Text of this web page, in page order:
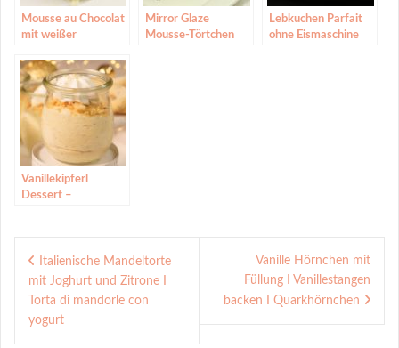
Mousse au Chocolat
mit weißer
Muttertags-Dessert
| Vanille-Mousse
Mirror Glaze
Mousse-Törtchen
Lebkuchen Parfait
ohne Eismaschine
Vanillekipferl
Dessert –
Beitragsnavigation
Italienische Mandeltorte
mit Joghurt und Zitrone I
Torta di mandorle con
yogurt
Vanille Hörnchen mit
Füllung I Vanillestangen
backen I Quarkhörnchen